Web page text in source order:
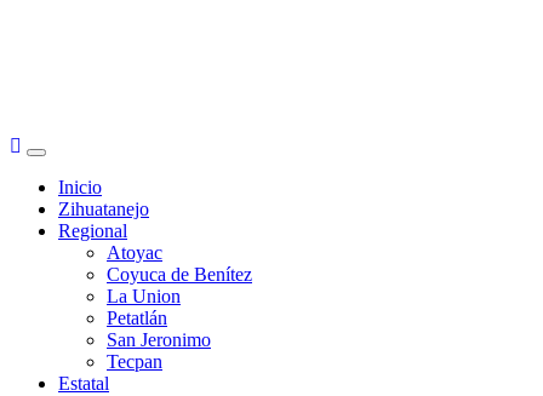
Primary
MenuInicio
Zihuatanejo
Regional
Atoyac
Coyuca de Benítez
La Union
Petatlán
San Jeronimo
Tecpan
Estatal